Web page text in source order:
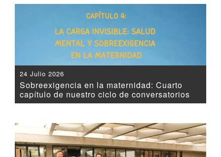
24 Julio 2026
Sobreexigencia en la maternidad: Cuarto
capítulo de nuestro ciclo de conversatorios